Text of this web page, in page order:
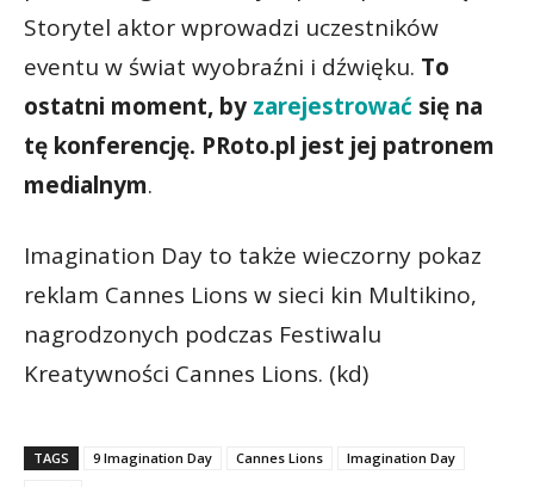
Storytel aktor wprowadzi uczestników
eventu w świat wyobraźni i dźwięku. To
ostatni moment, by zarejestrować się na
tę konferencję. PRoto.pl jest jej patronem
medialnym.
Imagination Day to także wieczorny pokaz
reklam Cannes Lions w sieci kin Multikino,
nagrodzonych podczas Festiwalu
Kreatywności Cannes Lions. (kd)
TAGS 9 Imagination Day Cannes Lions
Imagination Day